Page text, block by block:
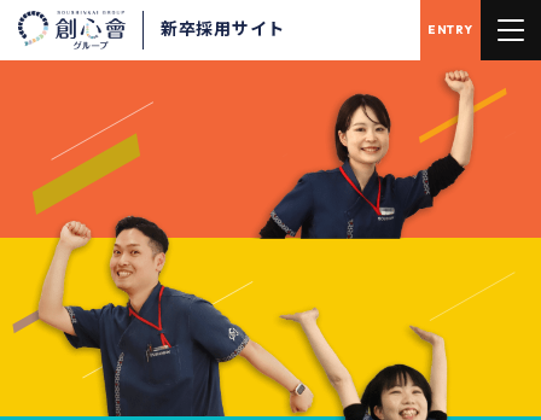
新卒採用サイト ENTRY